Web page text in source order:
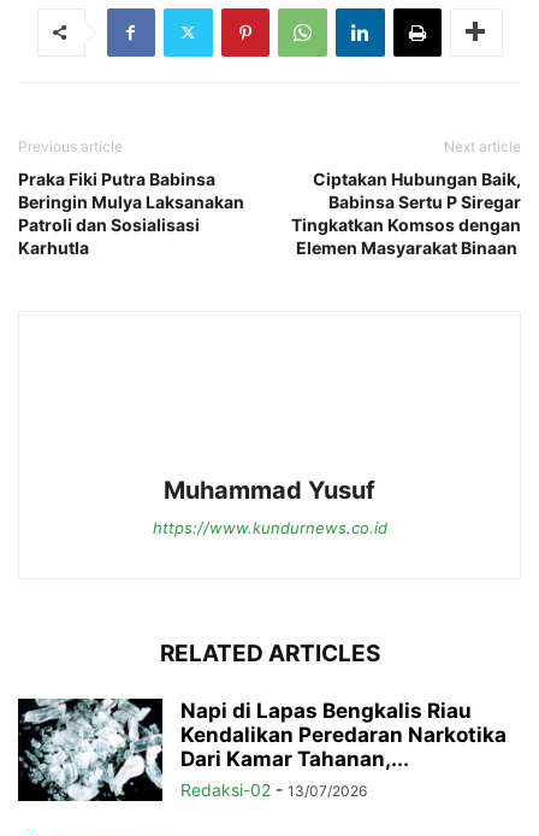
Previous article
Praka Fiki Putra Babinsa
Beringin Mulya Laksanakan
Patroli dan Sosialisasi
Karhutla
Next article
Ciptakan Hubungan Baik,
Babinsa Sertu P Siregar
Tingkatkan Komsos dengan
Elemen Masyarakat Binaan
Muhammad Yusuf
https://www.kundurnews.co.id
RELATED ARTICLES
Napi di Lapas Bengkalis Riau
Kendalikan Peredaran Narkotika
Dari Kamar Tahanan,...
Redaksi-02 - 13/07/2026